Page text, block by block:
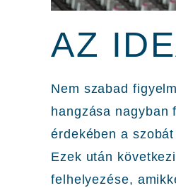
AZ
Nem szabad
hangzása nagyban
érdekében a
Ezek után
felhelyezése,